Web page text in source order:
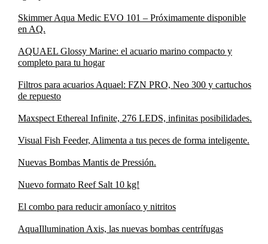
Skimmer Aqua Medic EVO 101 – Próximamente disponible
en AQ.
AQUAEL Glossy Marine: el acuario marino compacto y
completo para tu hogar
Filtros para acuarios Aquael: FZN PRO, Neo 300 y cartuchos
de repuesto
Maxspect Ethereal Infinite, 276 LEDS, infinitas posibilidades.
Visual Fish Feeder, Alimenta a tus peces de forma inteligente.
Nuevas Bombas Mantis de Pressión.
Nuevo formato Reef Salt 10 kg!
El combo para reducir amoníaco y nitritos
AquaIllumination Axis, las nuevas bombas centrífugas